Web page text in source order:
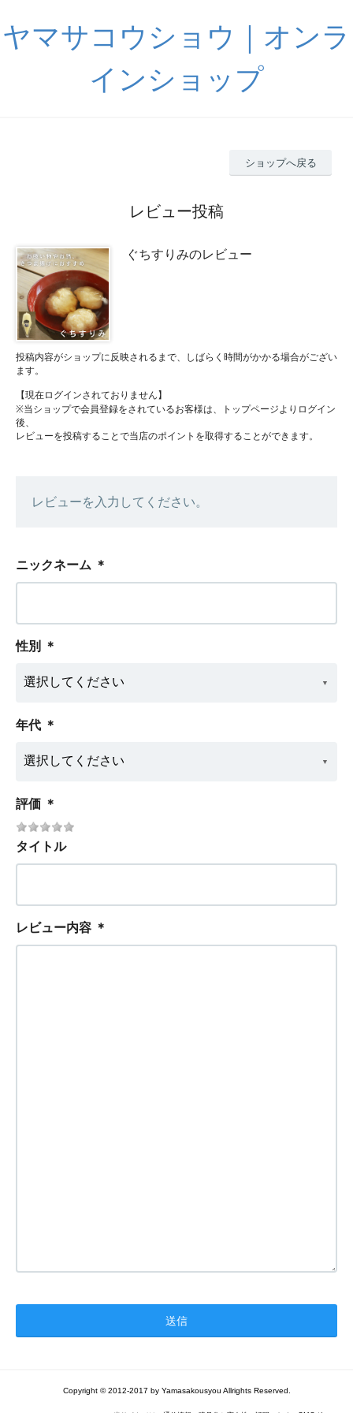
ヤマサコウショウ｜オンラ
インショップ
ショップへ戻る
レビュー投稿
ぐちすりみのレビュー
投稿内容がショップに反映されるまで、しばらく時間がかかる場合がござい
ます。
【現在ログインされておりません】
※当ショップで会員登録をされているお客様は、トップページよりログイン
後、
レビューを投稿することで当店のポイントを取得することができます。
レビューを入力してください。
ニックネーム ＊
性別 ＊
年代 ＊
評価 ＊
タイトル
レビュー内容 ＊
Copyright © 2012-2017 by Yamasakousyou Allrights Reserved.